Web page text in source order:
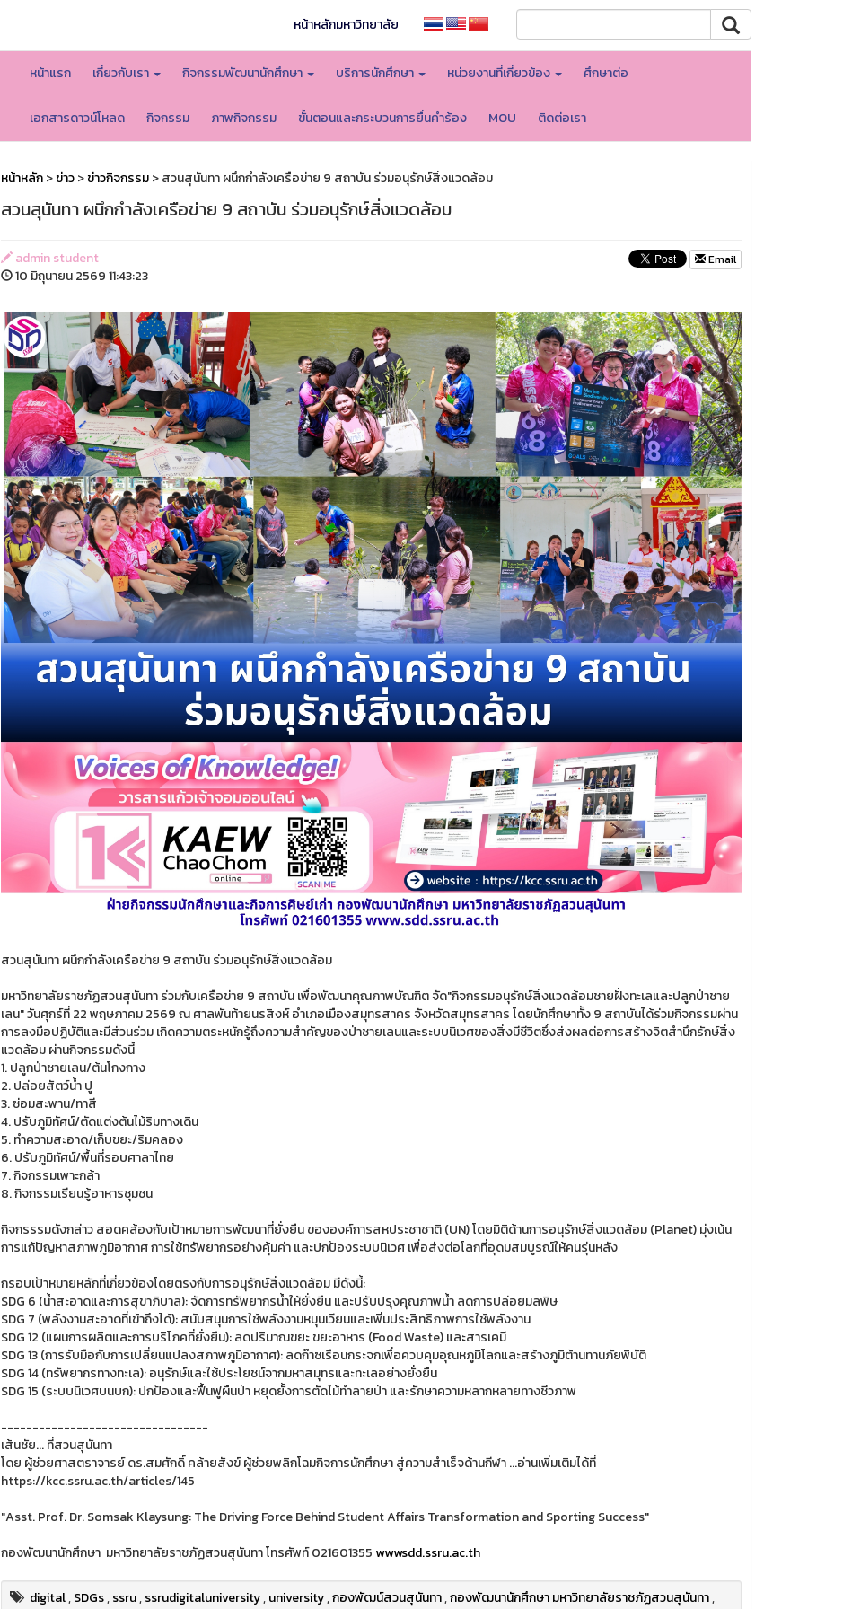
หน้าหลักมหาวิทยาลัย
หน้าแรก เกี่ยวกับเรา กิจกรรมพัฒนานักศึกษา บริการนักศึกษา หน่วยงานที่เกี่ยวข้อง ศึกษาต่อ
เอกสารดาวน์โหลด กิจกรรม ภาพกิจกรรม ขั้นตอนและกระบวนการยื่นคำร้อง MOU ติดต่อเรา
หน้าหลัก>ข่าว>ข่าวกิจกรรม> สวนสุนันทา ผนึกกำลังเครือข่าย 9 สถาบัน ร่วมอนุรักษ์สิ่งแวดล้อม
สวนสุนันทา ผนึกกำลังเครือข่าย 9 สถาบัน ร่วมอนุรักษ์สิ่งแวดล้อม
admin student
10 มิถุนายน 2569 11:43:23
Email
สวนสุนันทา ผนึกกำลังเครือข่าย 9 สถาบัน ร่วมอนุรักษ์สิ่งแวดล้อม
มหาวิทยาลัยราชภัฏสวนสุนันทา ร่วมกับเครือข่าย 9 สถาบัน เพื่อพัฒนาคุณภาพบัณฑิต จัด"กิจกรรมอนุรักษ์สิ่งแวดล้อมชายฝั่งทะเลและปลูกป่าชาย
เลน" วันศุกร์ที่ 22 พฤษภาคม 2569 ณ ศาลพันท้ายนรสิงห์ อำเภอเมืองสมุทรสาคร จังหวัดสมุทรสาคร โดยนักศึกษาทั้ง 9 สถาบันได้ร่วมกิจกรรมผ่าน
การลงมือปฏิบัติและมีส่วนร่วม เกิดความตระหนักรู้ถึงความสำคัญของป่าชายเลนและระบบนิเวศของสิ่งมีชีวิตซึ่งส่งผลต่อการสร้างจิตสำนึกรักษ์สิ่ง
แวดล้อม ผ่านกิจกรรมดังนี้
1. ปลูกป่าชายเลน/ต้นโกงกาง
2. ปล่อยสัตว์น้ำ ปู
3. ซ่อมสะพาน/ทาสี
4. ปรับภูมิทัศน์/ตัดแต่งต้นไม้ริมทางเดิน
5. ทำความสะอาด/เก็บขยะ/ริมคลอง
6. ปรับภูมิทัศน์/พื้นที่รอบศาลาไทย
7. กิจกรรมเพาะกล้า
8. กิจกรรมเรียนรู้อาหารชุมชน
กิจกรรรมดังกล่าว สอดคล้องกับเป้าหมายการพัฒนาที่ยั่งยืน ขององค์การสหประชาชาติ (UN) โดยมิติด้านการอนุรักษ์สิ่งแวดล้อม (Planet) มุ่งเน้น
การแก้ปัญหาสภาพภูมิอากาศ การใช้ทรัพยากรอย่างคุ้มค่า และปกป้องระบบนิเวศ เพื่อส่งต่อโลกที่อุดมสมบูรณ์ให้คนรุ่นหลัง
กรอบเป้าหมายหลักที่เกี่ยวข้องโดยตรงกับการอนุรักษ์สิ่งแวดล้อม มีดังนี้:
SDG 6 (น้ำสะอาดและการสุขาภิบาล): จัดการทรัพยากรน้ำให้ยั่งยืน และปรับปรุงคุณภาพน้ำ ลดการปล่อยมลพิษ
SDG 7 (พลังงานสะอาดที่เข้าถึงได้): สนับสนุนการใช้พลังงานหมุนเวียนและเพิ่มประสิทธิภาพการใช้พลังงาน
SDG 12 (แผนการผลิตและการบริโภคที่ยั่งยืน): ลดปริมาณขยะ ขยะอาหาร (Food Waste) และสารเคมี
SDG 13 (การรับมือกับการเปลี่ยนแปลงสภาพภูมิอากาศ): ลดก๊าซเรือนกระจกเพื่อควบคุมอุณหภูมิโลกและสร้างภูมิต้านทานภัยพิบัติ
SDG 14 (ทรัพยากรทางทะเล): อนุรักษ์และใช้ประโยชน์จากมหาสมุทรและทะเลอย่างยั่งยืน
SDG 15 (ระบบนิเวศบนบก): ปกป้องและฟื้นฟูผืนป่า หยุดยั้งการตัดไม้ทำลายป่า และรักษาความหลากหลายทางชีวภาพ
---------------------------------
เส้นชัย... ที่สวนสุนันทา
โดย ผู้ช่วยศาสตราจารย์ ดร.สมศักดิ์ คล้ายสังข์ ผู้ช่วยพลิกโฉมกิจการนักศึกษา สู่ความสำเร็จด้านกีฬา ...อ่านเพิ่มเติมได้ที่
https://kcc.ssru.ac.th/articles/145
"Asst. Prof. Dr. Somsak Klaysung: The Driving Force Behind Student Affairs Transformation and Sporting Success"
กองพัฒนานักศึกษา มหาวิทยาลัยราชภัฏสวนสุนันทา โทรศัพท์ 021601355 wwwsdd.ssru.ac.th
digital,SDGs,ssru,ssrudigitaluniversity,university,กองพัฒน์สวนสุนันทา,กองพัฒนานักศึกษา มหาวิทยาลัยราชภัฏสวนสุนันทา,